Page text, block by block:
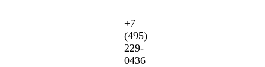
+7
(495)
229-
0436